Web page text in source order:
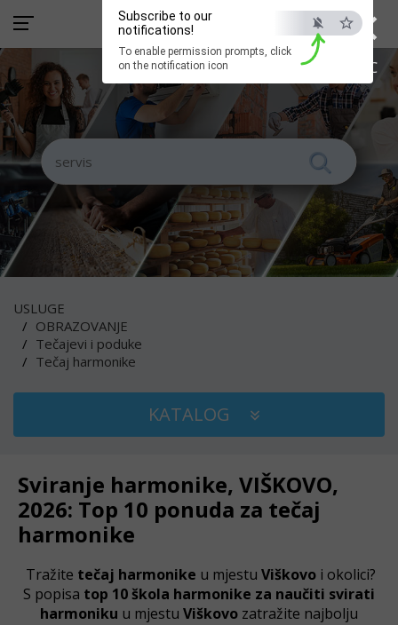
×
ESC
Subscribe to our
notifications!
To enable permission prompts, click
on the notification icon
USLUGE
OBRAZOVANJE
Tečajevi i poduke
Tečaj harmonike
KATALOG
Sviranje harmonike, VIŠKOVO,
2026: Top 10 ponuda za tečaj
harmonike
Tražite tečaj harmonike u mjestu Viškovo i okolici?
S popisa top 10 škola harmonike za naučiti svirati
harmoniku u mjestu Viškovo zatražite najbolju